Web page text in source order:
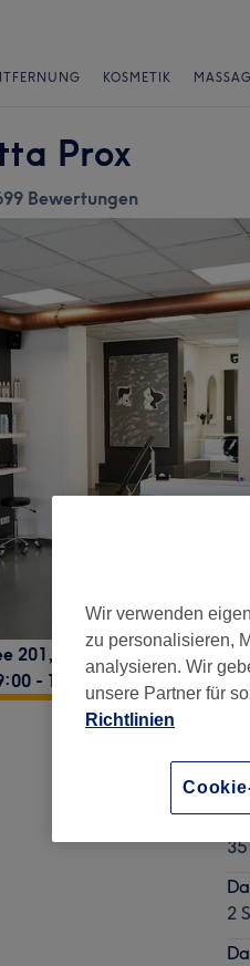
KOSMETIK
Prox
Bewertungen
201 , Hamburg, Eilbek,
- 19:00
2
Wir verwenden
zu personalisieren,
analysieren. Wir
unsere Partner für
Richtlinien